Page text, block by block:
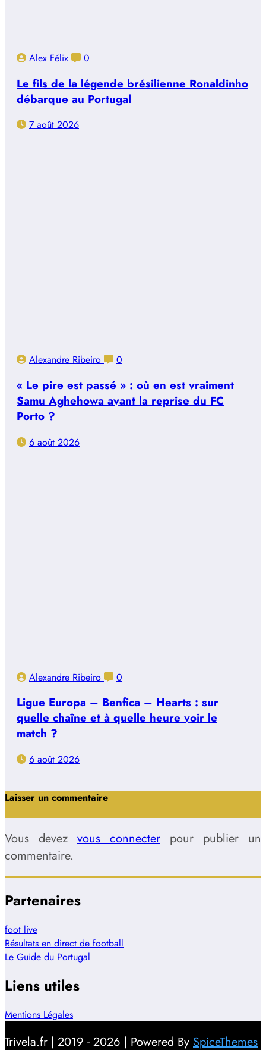
Alex Félix 0
Le fils de la légende brésilienne Ronaldinho
débarque au Portugal
7 août 2026
Alexandre Ribeiro 0
« Le pire est passé » : où en est vraiment
Samu Aghehowa avant la reprise du FC
Porto ?
6 août 2026
Alexandre Ribeiro 0
Ligue Europa – Benfica – Hearts : sur
quelle chaîne et à quelle heure voir le
match ?
6 août 2026
Laisser un commentaire
Vous devez vous connecter pour publier un
commentaire.
Partenaires
foot live
Résultats en direct de football
Le Guide du Portugal
Liens utiles
Mentions Légales
Trivela.fr | 2019 - 2026 | Powered By SpiceThemes